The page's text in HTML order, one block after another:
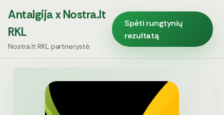
Antalgija x Nostra.lt
RKL
Nostra.lt RKL partnerystė
Spėti rungtynių
rezultatą